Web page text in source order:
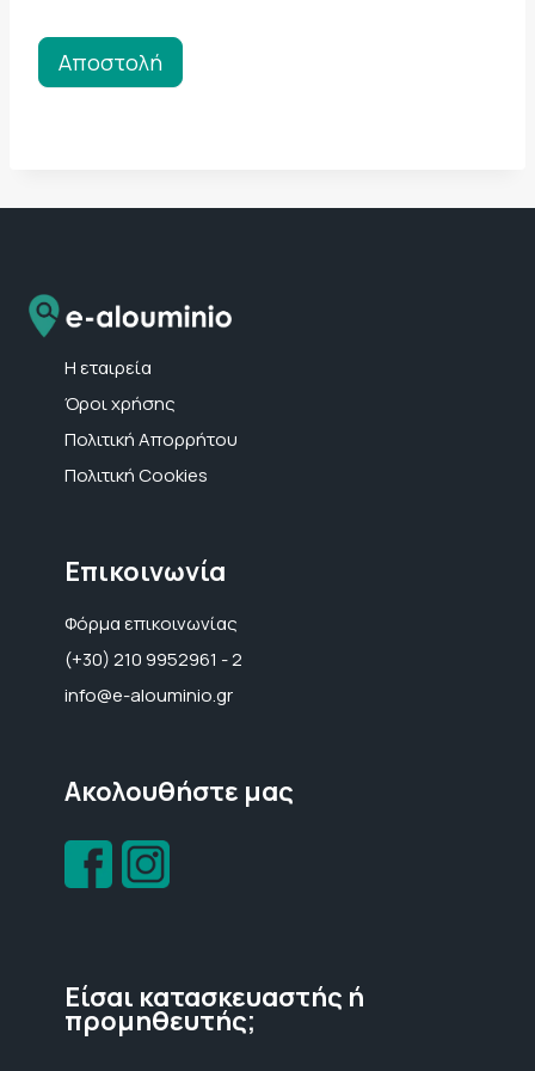
Αποστολή
Η εταιρεία
Όροι χρήσης
Πολιτική Απορρήτου
Πολιτική Cookies
Επικοινωνία
Φόρμα επικοινωνίας
(+30) 210 9952961 - 2
info@e-alouminio.gr
Ακολουθήστε μας
Είσαι κατασκευαστής ή
προμηθευτής;